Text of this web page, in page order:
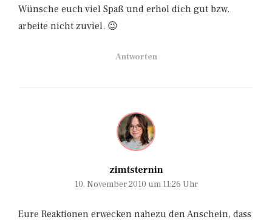
Wünsche euch viel Spaß und erhol dich gut bzw.
arbeite nicht zuviel. 😉
Antworten
zimtsternin
10. November 2010 um 11:26 Uhr
Eure Reaktionen erwecken nahezu den Anschein, dass